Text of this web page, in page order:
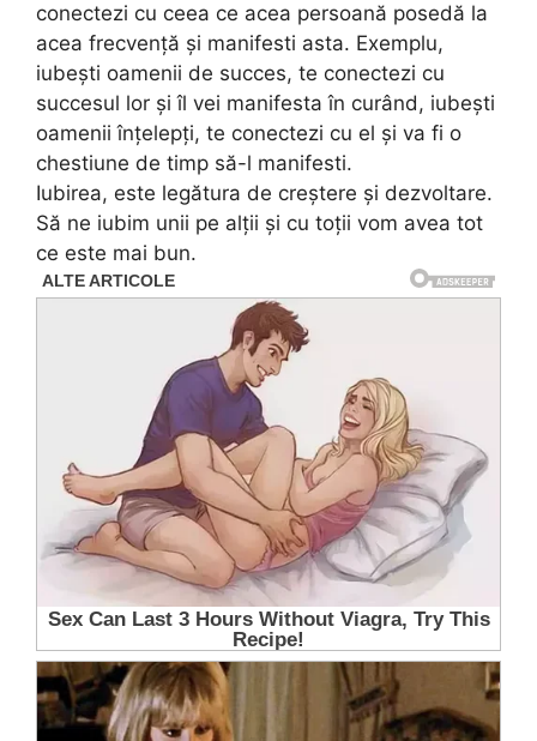
conectezi cu ceea ce acea persoană posedă la
acea frecvență și manifesti asta. Exemplu,
iubești oamenii de succes, te conectezi cu
succesul lor și îl vei manifesta în curând, iubești
oamenii înțelepți, te conectezi cu el și va fi o
chestiune de timp să-l manifesti.⁣
Iubirea, este legătura de creștere și dezvoltare.
Să ne iubim unii pe alții și cu toții vom avea tot
ce este mai bun.